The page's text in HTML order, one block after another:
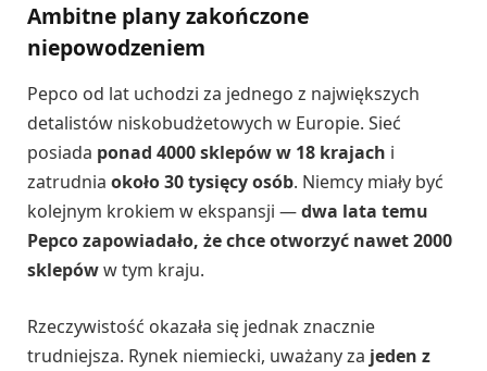
Ambitne plany zakończone
niepowodzeniem
Pepco od lat uchodzi za jednego z największych
detalistów niskobudżetowych w Europie. Sieć
posiada ponad 4000 sklepów w 18 krajach i
zatrudnia około 30 tysięcy osób. Niemcy miały być
kolejnym krokiem w ekspansji —dwa lata temu
Pepco zapowiadało, że chce otworzyć nawet 2000
sklepóww tym kraju.
Rzeczywistość okazała się jednak znacznie
trudniejsza. Rynek niemiecki, uważany za jeden z